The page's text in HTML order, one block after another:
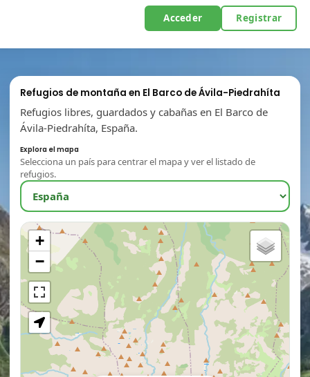
Acceder Registrar
Refugios de montaña en El Barco de Ávila-Piedrahíta
Refugios libres, guardados y cabañas en El Barco de
Ávila-Piedrahíta, España.
Explora el mapa
Selecciona un país para centrar el mapa y ver el listado de
refugios.
+
−